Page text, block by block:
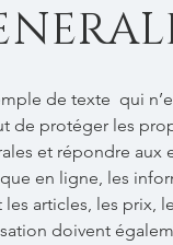
de texte qui
protéger les
et répondre aux
en ligne, les
articles, les prix,
doivent